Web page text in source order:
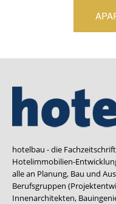
hotelbau - die
Hotelimmobilien-
alle an Planung, Bau und
Berufsgruppen
Innenarchitekten,